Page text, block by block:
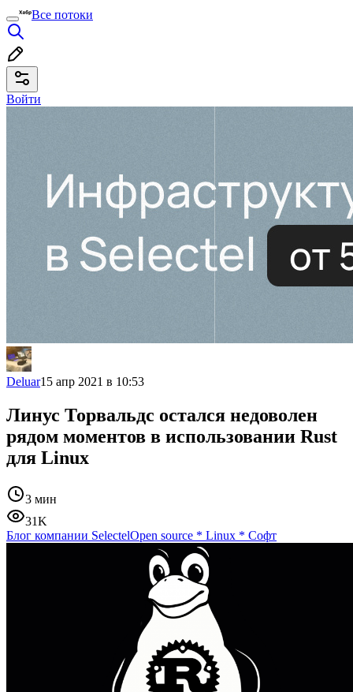
Все потоки
Войти
Deluar15 апр 2021 в 10:53
Линус Торвальдс остался недоволен
рядом моментов в использовании Rust
для Linux
3 мин
31K
Блог компании SelectelOpen source * Linux * Софт